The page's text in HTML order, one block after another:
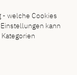
- welche Cookies
kann